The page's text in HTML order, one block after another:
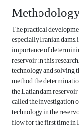
The practical
especially Iranian dams,
importance of
reservoir, in this
technology and solving
method, the
the Latian dam
called the investigation
technology in the
flow for the first time in